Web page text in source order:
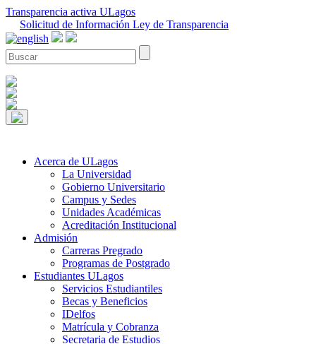
Transparencia activa ULagos
Solicitud de Información Ley de Transparencia
Acerca de ULagos
La Universidad
Gobierno Universitario
Campus y Sedes
Unidades Académicas
Acreditación Institucional
Admisión
Carreras Pregrado
Programas de Postgrado
Estudiantes ULagos
Servicios Estudiantiles
Becas y Beneficios
IDelfos
Matrícula y Cobranza
Secretaria de Estudios